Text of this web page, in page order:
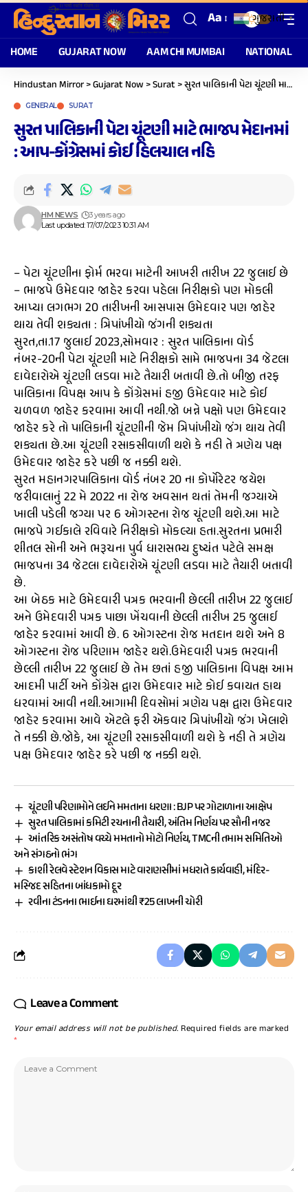
Aa
HOME GUJARAT NOW AAM CHI MUMBAI NATIONAL
Hindustan Mirror>Gujarat Now>Surat>સુરત પાલિકાની પેટા ચૂંટણી માટે ભાજપ મેદાનમાં : આપ-કોંગ્રેસમાં કોઈ હિલચાલ નહિ
GENERAL SURAT
સુરત પાલિકાની પેટા ચૂંટણી માટે ભાજપ મેદાનમાં
: આપ-કોંગ્રેસમાં કોઈ હિલચાલ નહિ
Last updated: 17/07/2023 10:31 AM
HM NEWS 3 years ago
– પેટા ચૂંટણીના ફોર્મ ભરવા માટેની આખરી તારીખ 22 જુલાઈ છે
– ભાજપે ઉમેદવાર જાહેર કરવા પહેલા નિરીક્ષકો પણ મોકલી
આપ્યા લગભગ 20 તારીખની આસપાસ ઉમેદવાર પણ જાહેર
થાય તેવી શક્યતા : ત્રિપાંખીયો જંગની શક્યતા
સુરત,તા.17 જુલાઈ 2023,સોમવાર : સુરત પાલિકાના વોર્ડ
નંબર-20ની પેટા ચૂંટણી માટે નિરીક્ષકો સામે ભાજપના 34 જેટલા
દાવેદારોએ ચૂંટણી લડવા માટે તૈયારી બતાવી છે.તો બીજી તરફ
પાલિકાના વિપક્ષ આપ કે કોંગ્રેસમાં હજી ઉમેદવાર માટે કોઈ
ચળવળ જાહેર કરવામા આવી નથી.જો બન્ને પક્ષો પણ ઉમેદવાર
જાહેર કરે તો પાલિકાની ચૂંટણીની જેમ ત્રિપાંખીયો જંગ થાય તેવી
શક્યતા છે.આ ચૂંટણી રસાકસીવાળી થશે કે નહી તે ત્રણેય પક્ષ
ઉમેદવાર જાહેર કરે પછી જ નક્કી થશે.
સુરત મહાનગરપાલિકાના વોર્ડ નંબર 20 ના કોર્પોરેટર જયેશ
જરીવાલાનું 22 મે 2022 ના રોજ અવસાન થતાં તેમની જગ્યાએ
ખાલી પડેલી જગ્યા પર 6 ઓગસ્ટના રોજ ચૂંટણી થશે.આ માટે
ભાજપે ગઈકાલે રવિવારે નિરીક્ષકો મોકલ્યા હતા.સુરતના પ્રભારી
શીતલ સોની અને ભરૂચના પુર્વ ધારાસભ્ય દુષ્યંત પટેલે સમક્ષ
ભાજપના 34 જેટલા દાવેદારોએ ચૂંટણી લડવા માટે તૈયારી બતાવી
છે.
આ બેઠક માટે ઉમેદવારી પત્રક ભરવાની છેલ્લી તારીખ 22 જુલાઈ
અને ઉમેદવારી પત્રક પાછા ખેંચવાની છેલ્લી તારીખ 25 જુલાઈ
જાહેર કરવામાં આવી છે. 6 ઓગસ્ટના રોજ મતદાન થશે અને 8
ઓગસ્ટના રોજ પરિણામ જાહેર થશે.ઉમેદવારી પત્રક ભરવાની
છેલ્લી તારીખ 22 જુલાઈ છે તેમ છતાં હજી પાલિકાના વિપક્ષ આમ
આદમી પાર્ટી અને કોંગ્રેસ દ્વારા ઉમેદવાર માટે કોઈ કવાયત હાથ
ધરવામાં આવી નથી.આગામી દિવસોમાં ત્રણેય પક્ષ દ્વારા ઉમેદવાર
જાહેર કરવામા આવે એટલે ફરી એકવાર ત્રિપાંખીયો જંગ ખેલાશે
તે નક્કી છે.જોકે, આ ચૂંટણી રસાકસીવાળી થશે કે નહી તે ત્રણેય
પક્ષ ઉમેદવાર જાહેર કરે પછી જ નક્કી થશે.
ચૂંટણી પરિણામોને લઈને મમતાના ધરણા : BJP પર ગોટાળાના આક્ષેપ
સુરત પાલિકામાં કમિટી રચનાની તૈયારી, અંતિમ નિર્ણય પર સૌની નજર
આંતરિક અસંતોષ વચ્ચે મમતાનો મોટો નિર્ણય, TMCની તમામ સમિતિઓ
અને સંગઠનો ભંગ
કાશી રેલવે સ્ટેશન વિકાસ માટે વારાણસીમાં મધરાતે કાર્યવાહી, મંદિર-
મસ્જિદ સહિતના બાંધકામો દૂર
રવીના ટંડનના ભાઈના ઘરમાંથી ₹25 લાખની ચોરી
Leave a Comment
Your email address will not be published. Required fields are marked
*
ગુજરાતી ▼